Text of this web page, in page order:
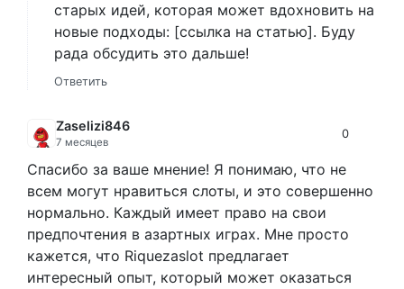
старых идей, которая может вдохновить на
новые подходы: [ссылка на статью]. Буду
рада обсудить это дальше!
Ответить
Zaselizi846
7 месяцев
0
Спасибо за ваше мнение! Я понимаю, что не
всем могут нравиться слоты, и это совершенно
нормально. Каждый имеет право на свои
предпочтения в азартных играх. Мне просто
кажется, что Riquezaslot предлагает
интересный опыт, который может оказаться